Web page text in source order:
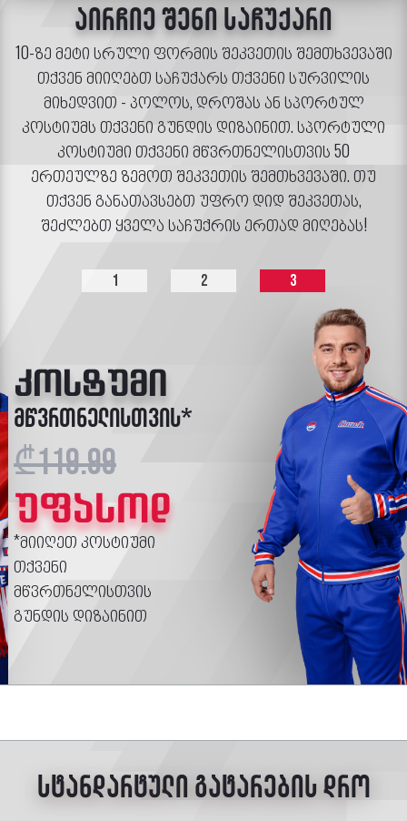
აირჩიე შენი საჩუქარი
10-ზე მეტი სრული ფორმის შეკვეთის შემთხვევაში
თქვენ მიიღებთ საჩუქარს თქვენი სურვილის
მიხედვით - პოლოს, დროშას ან სპორტულ
კოსტიუმს თქვენი გუნდის დიზაინით. სპორტული
კოსტიუმი თქვენი მწვრთნელისთვის 50
ერთეულზე ზემოთ შეკვეთის შემთხვევაში. თუ
თქვენ განათავსებთ უფრო დიდ შეკვეთას,
შეძლებთ ყველა საჩუქრის ერთად მიღებას!
კოსტუმი
მწვრთნელისთვის*
₾119.99
უფასოდ
*მიიღეთ კოსტიუმი
თქვენი
მწვრთნელისთვის
გუნდის დიზაინით
1 2 3
სტანდარტული გატარების დრო